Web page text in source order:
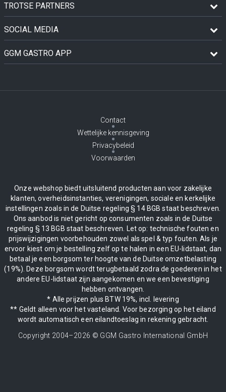
TROTSE PARTNERS
SOCIAL MEDIA
GGM GASTRO APP
Contact
Wettelijke kennisgeving
Privacybeleid
Voorwaarden
Onze webshop biedt uitsluitend producten aan voor zakelijke
klanten, overheidsinstanties, verenigingen, sociale en kerkelijke
instellingen zoals in de Duitse regeling § 14 BGB staat beschreven.
Ons aanbod is niet gericht op consumenten zoals in de Duitse
regeling § 13 BGB staat beschreven. Let op: technische fouten en
prijswijzigingen voorbehouden zowel als spel & typ fouten. Als je
ervoor kiest om je bestelling zelf op te halen in een EU-lidstaat, dan
betaal je een borgsom ter hoogte van de Duitse omzetbelasting
(19%). Deze borgsom wordt terugbetaald zodra de goederen in het
andere EU-lidstaat zijn aangekomen en we een bevestiging
hebben ontvangen.
* Alle prijzen plus BTW 19%, incl. levering
** Geldt alleen voor het vasteland. Voor bezorging op het eiland
wordt automatisch een eilandtoeslag in rekening gebracht.
Copyright 2004–2026 © GGM Gastro International GmbH